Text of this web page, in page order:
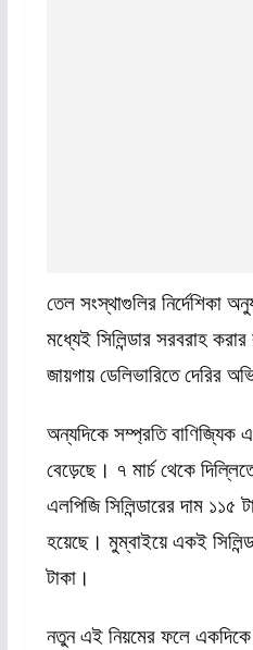
তেল সংস্থাগুলির নির্দেশিকা
মধ্যেই সিলিন্ডার সরবরাহ
জায়গায় ডেলিভারিতে দেরির
অন্যদিকে সম্প্রতি বাণিজ্যিক
বেড়েছে। ৭ মার্চ থেকে
এলপিজি সিলিন্ডারের দাম ১১৫
হয়েছে। মুম্বাইয়ে একই
টাকা।
নতুন এই নিয়মের ফলে একদিকে